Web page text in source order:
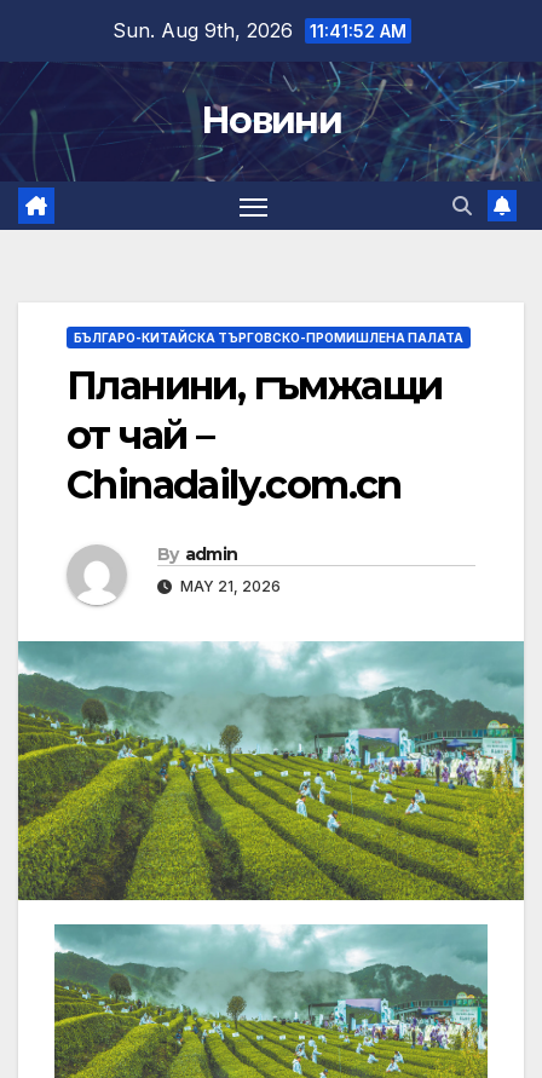
content
Sun. Aug 9th, 2026 11:41:53 AM
Новини
БЪЛГАРО-КИТАЙСКА ТЪРГОВСКО-ПРОМИШЛЕНА ПАЛАТА
Планини, гъмжащи
от чай –
Chinadaily.com.cn
By admin
MAY 21, 2026